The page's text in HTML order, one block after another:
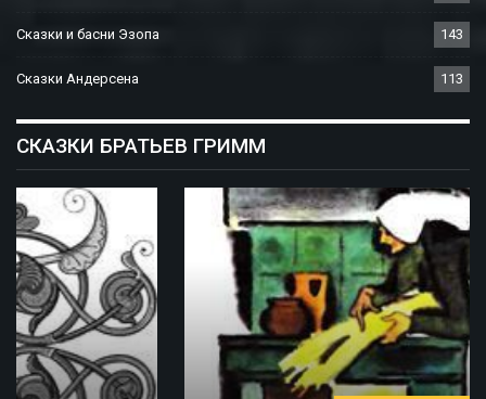
Сказки и басни Эзопа 143
Сказки Андерсена 113
СКАЗКИ БРАТЬЕВ ГРИММ